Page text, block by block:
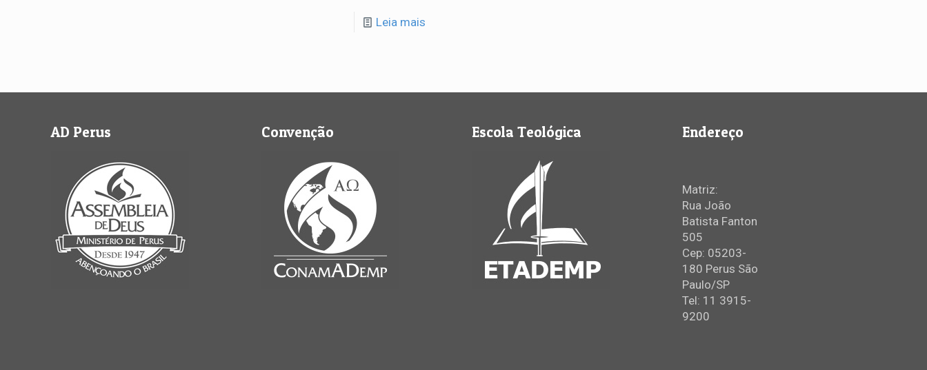
Leia mais
AD Perus Convenção Escola Teológica Endereço
Matriz:
Rua João
Batista Fanton
505
Cep: 05203-
180 Perus São
Paulo/SP
Tel: 11 3915-
9200